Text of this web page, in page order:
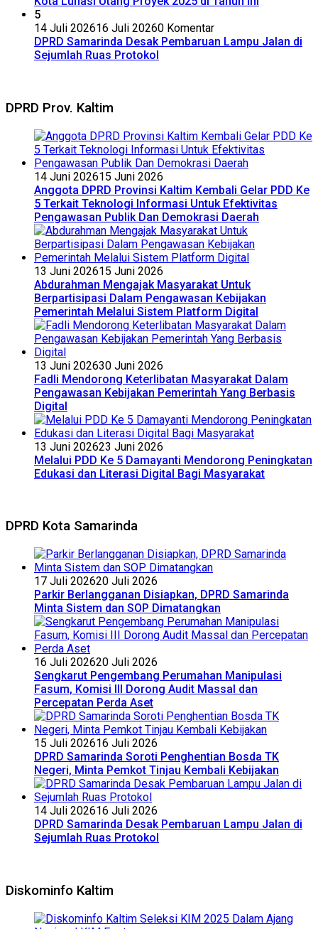
5
14 Juli 202616 Juli 20260 Komentar
DPRD Samarinda Desak Pembaruan Lampu Jalan di
Sejumlah Ruas Protokol
DPRD Prov. Kaltim
14 Juni 202615 Juni 2026
Anggota DPRD Provinsi Kaltim Kembali Gelar PDD Ke
5 Terkait Teknologi Informasi Untuk Efektivitas
Pengawasan Publik Dan Demokrasi Daerah
13 Juni 202615 Juni 2026
Abdurahman Mengajak Masyarakat Untuk
Berpartisipasi Dalam Pengawasan Kebijakan
Pemerintah Melalui Sistem Platform Digital
13 Juni 202630 Juni 2026
Fadli Mendorong Keterlibatan Masyarakat Dalam
Pengawasan Kebijakan Pemerintah Yang Berbasis
Digital
13 Juni 202623 Juni 2026
Melalui PDD Ke 5 Damayanti Mendorong Peningkatan
Edukasi dan Literasi Digital Bagi Masyarakat
DPRD Kota Samarinda
17 Juli 202620 Juli 2026
Parkir Berlangganan Disiapkan, DPRD Samarinda
Minta Sistem dan SOP Dimatangkan
16 Juli 202620 Juli 2026
Sengkarut Pengembang Perumahan Manipulasi
Fasum, Komisi III Dorong Audit Massal dan
Percepatan Perda Aset
15 Juli 202616 Juli 2026
DPRD Samarinda Soroti Penghentian Bosda TK
Negeri, Minta Pemkot Tinjau Kembali Kebijakan
14 Juli 202616 Juli 2026
DPRD Samarinda Desak Pembaruan Lampu Jalan di
Sejumlah Ruas Protokol
Diskominfo Kaltim